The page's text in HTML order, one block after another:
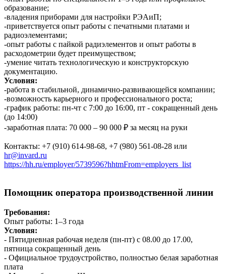
образование;
-владения приборами для настройки РЭАиП;
-приветствуется опыт работы с печатными платами и
радиоэлементами;
-опыт работы с пайкой радиэлементов и опыт работы в
расходометрии будет преимуществом;
-умение читать технологическую и конструкторскую
документацию.
Условия:
-работа в стабильной, динамично-развивающейся компании;
-возможность карьерного и профессионального роста;
-график работы: пн-чт с 7:00 до 16:00, пт - сокращенный день
(до 14:00)
-заработная плата: 70 000 – 90 000 ₽ за месяц на руки
Контакты: +7 (910) 614-98-68, +7 (980) 561-08-28 или
hr@invard.ru
https://hh.ru/employer/5739596?hhtmFrom=employers_list
Помощник оператора производственной линии
Требования:
Опыт работы: 1–3 года
Условия:
- Пятидневная рабочая неделя (пн-пт) с 08.00 до 17.00,
пятница сокращенный день
- Официальное трудоустройство, полностью белая заработная
плата